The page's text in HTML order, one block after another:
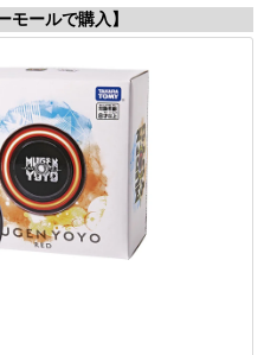
モールで購入】